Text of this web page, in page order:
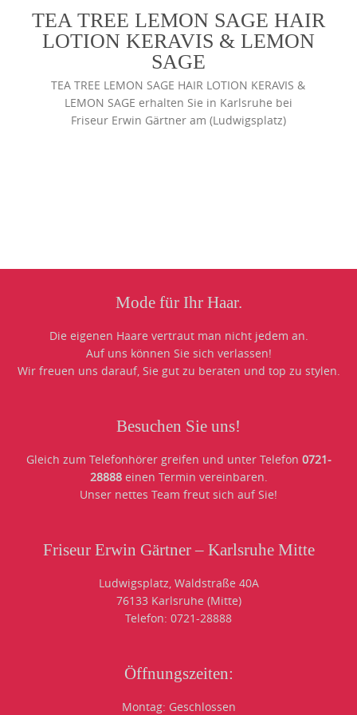
TEA TREE LEMON SAGE HAIR
LOTION KERAVIS & LEMON
SAGE
TEA TREE LEMON SAGE HAIR LOTION KERAVIS &
LEMON SAGE erhalten Sie in Karlsruhe bei
Friseur Erwin Gärtner am (Ludwigsplatz)
Mode für Ihr Haar.
Die eigenen Haare vertraut man nicht jedem an.
Auf uns können Sie sich verlassen!
Wir freuen uns darauf, Sie gut zu beraten und top zu stylen.
Besuchen Sie uns!
Gleich zum Telefonhörer greifen und unter Telefon 0721-
28888einen Termin vereinbaren.
Unser nettes Team freut sich auf Sie!
Friseur Erwin Gärtner – Karlsruhe Mitte
Ludwigsplatz, Waldstraße 40A
76133 Karlsruhe (Mitte)
Telefon: 0721-28888
Öffnungszeiten:
Montag: Geschlossen